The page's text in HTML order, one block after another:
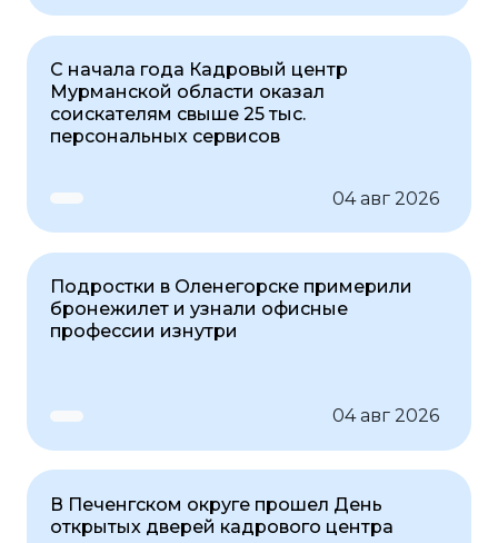
С начала года Кадровый центр
Мурманской области оказал
соискателям свыше 25 тыс.
персональных сервисов
04 авг 2026
Подростки в Оленегорске примерили
бронежилет и узнали офисные
профессии изнутри
04 авг 2026
В Печенгском округе прошел День
открытых дверей кадрового центра